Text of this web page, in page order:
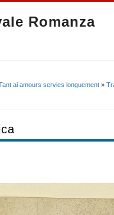
Romanza
ai amours servies longuement »